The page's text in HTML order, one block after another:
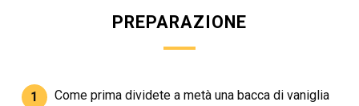
PREPARAZIONE
1
Come prima dividete a metà una bacca di vaniglia